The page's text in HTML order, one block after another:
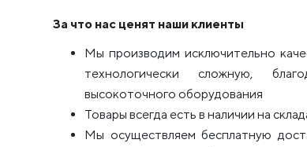
За что нас ценят наши клиенты
Мы производим исключительно
технологически сложную,
высокоточного оборудования
Товары всегда есть в наличии на
Мы осуществляем бесплатную